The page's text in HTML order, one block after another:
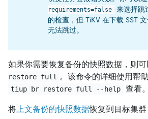
requirements=false
来选择跳
的检查，但 TiKV 在下载 SST
无法跳过。
如果你需要恢复备份的快照数据，则
restore full 。该命令的详细使用帮
tiup br restore full --help 查看。
将上文备份的快照数据恢复到目标集群